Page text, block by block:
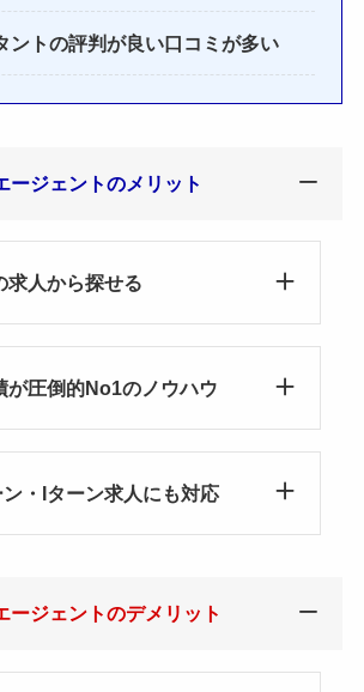
ントの評判が良い口コミが多い
ージェントのメリット
求人から探せる
が圧倒的No1のノウハウ
・Iターン求人にも対応
ージェントのデメリット